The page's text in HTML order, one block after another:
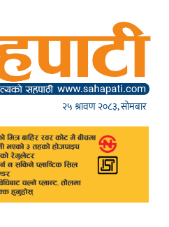
२५ श्रावण २०८३, सोमबार